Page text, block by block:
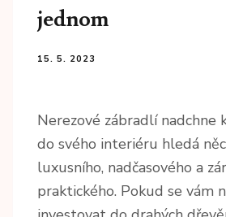
jednom
15. 5. 2023
Nerezové zábradlínadchne
do svého interiéru hledá
luxusního, nadčasového a
praktického. Pokud se vám